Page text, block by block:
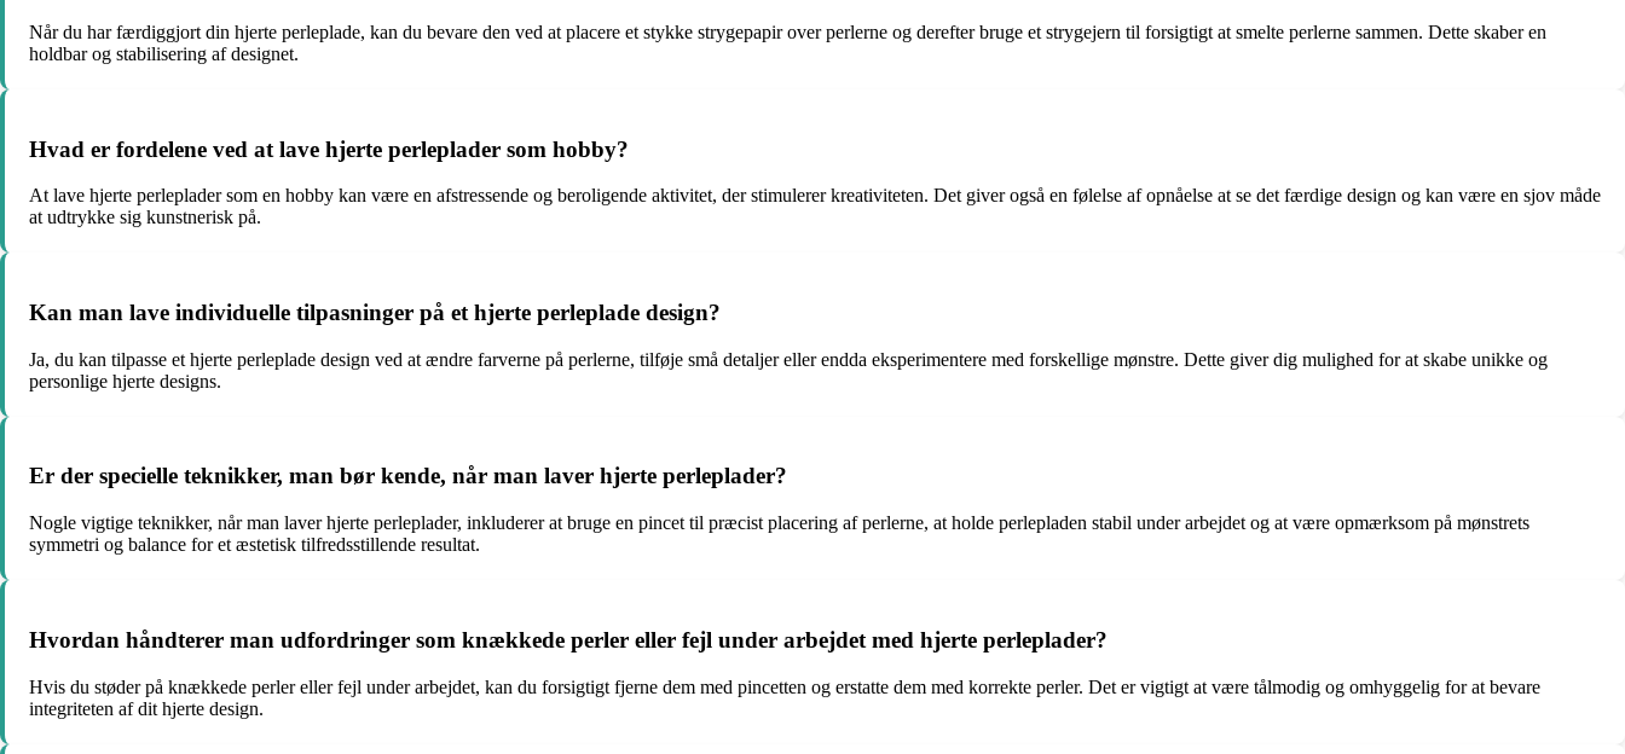
Når du har færdiggjort din hjerte perleplade, kan du bevare den ved at placere et stykke strygepapir over perlerne og derefter bruge et strygejern til forsigtigt at smelte perlerne sammen. Dette skaber en
holdbar og stabilisering af designet.
Hvad er fordelene ved at lave hjerte perleplader som hobby?
At lave hjerte perleplader som en hobby kan være en afstressende og beroligende aktivitet, der stimulerer kreativiteten. Det giver også en følelse af opnåelse at se det færdige design og kan være en sjov måde
at udtrykke sig kunstnerisk på.
Kan man lave individuelle tilpasninger på et hjerte perleplade design?
Ja, du kan tilpasse et hjerte perleplade design ved at ændre farverne på perlerne, tilføje små detaljer eller endda eksperimentere med forskellige mønstre. Dette giver dig mulighed for at skabe unikke og
personlige hjerte designs.
Er der specielle teknikker, man bør kende, når man laver hjerte perleplader?
Nogle vigtige teknikker, når man laver hjerte perleplader, inkluderer at bruge en pincet til præcist placering af perlerne, at holde perlepladen stabil under arbejdet og at være opmærksom på mønstrets
symmetri og balance for et æstetisk tilfredsstillende resultat.
Hvordan håndterer man udfordringer som knækkede perler eller fejl under arbejdet med hjerte perleplader?
Hvis du støder på knækkede perler eller fejl under arbejdet, kan du forsigtigt fjerne dem med pincetten og erstatte dem med korrekte perler. Det er vigtigt at være tålmodig og omhyggelig for at bevare
integriteten af dit hjerte design.